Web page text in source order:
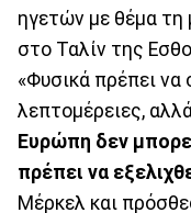
ηγετών με θέμα
στο Ταλίν της
«Φυσικά πρέπει να
λεπτομέρειες,
Ευρώπη δεν
πρέπει να
Μέρκελ και